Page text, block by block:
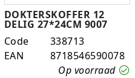
DOKTERSKOFFER 12
DELIG 27*24CM 9007
Code
338713
EAN
8718546590078
Op voorraad